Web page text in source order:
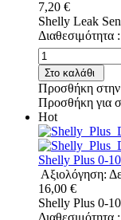
7,20 €
Shelly Leak
Διαθεσιμότητα :
Στο καλάθι
Προσθήκη
Προσθήκη για
Hot
Shelly Plus 0-
Αξιολόγηση:
16,00 €
Shelly Plus 0-